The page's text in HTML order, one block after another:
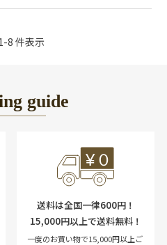
8 件表示
guide
送料は全国一律600円！
15,000円以上で送料無料！
一度のお買い物で15,000円以上ご